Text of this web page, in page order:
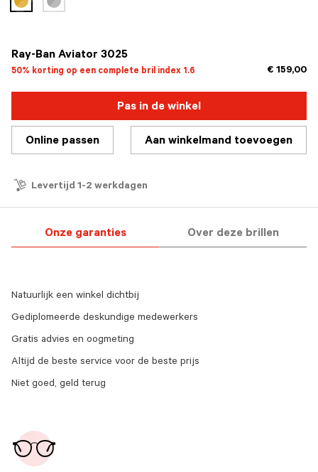
Ray-Ban Aviator 3025
50% korting op een complete bril index 1.6 € 159,00
geselecteerd
Pas in de winkel
Online passen Aan winkelmand toevoegen
Levertijd 1-2 werkdagen
Onze garanties Over deze brillen
Natuurlijk een winkel dichtbij
Gediplomeerde deskundige medewerkers
Gratis advies en oogmeting
Altijd de beste service voor de beste prijs
Niet goed, geld terug